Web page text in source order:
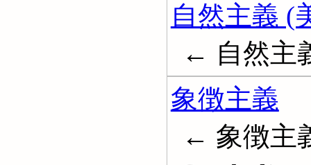
自然主義 (
← 自然主
象徴主義
← 象徴主